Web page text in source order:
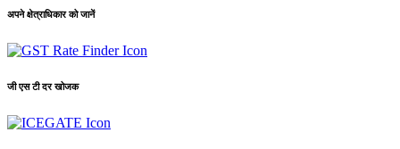
अपने क्षेत्राधिकार को जानें
जी एस टी दर खोजक